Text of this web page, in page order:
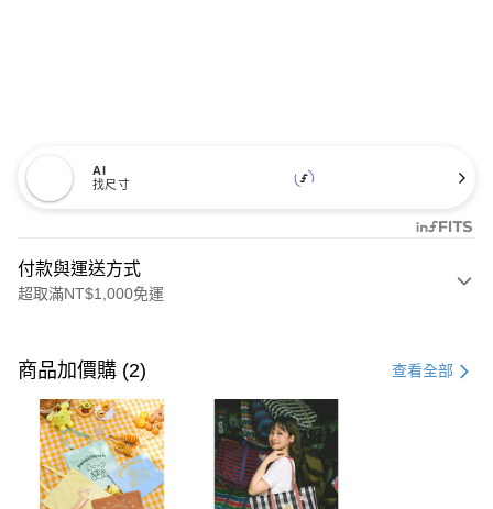
AI
找尺寸
付款與運送方式
超取滿NT$1,000免運
信用卡一次付款
購物金
超商取貨付款
LINE Pay
商品加價購 (2) 查看全部